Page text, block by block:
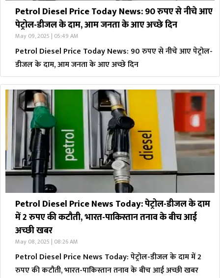
Petrol Diesel Price Today News: 90 रुपए से नीचे आए
पेट्रोल-डीजल के दाम, आम जनता के आए अच्छे दिन
May 09, 2025 | 05:49 AM
Petrol Diesel Price Today News: 90 रुपए से नीचे आए पेट्रोल-
डीजल के दाम, आम जनता के आए अच्छे दिन
Petrol Diesel Price News Today: पेट्रोल-डीजल के दाम
में 2 रुपए की कटौती, भारत-पाकिस्तान तनाव के बीच आई
अच्छी खबर
May 08, 2025 | 08:26 AM
Petrol Diesel Price News Today: पेट्रोल-डीजल के दाम में 2
रुपए की कटौती, भारत-पाकिस्तान तनाव के बीच आई अच्छी खबर